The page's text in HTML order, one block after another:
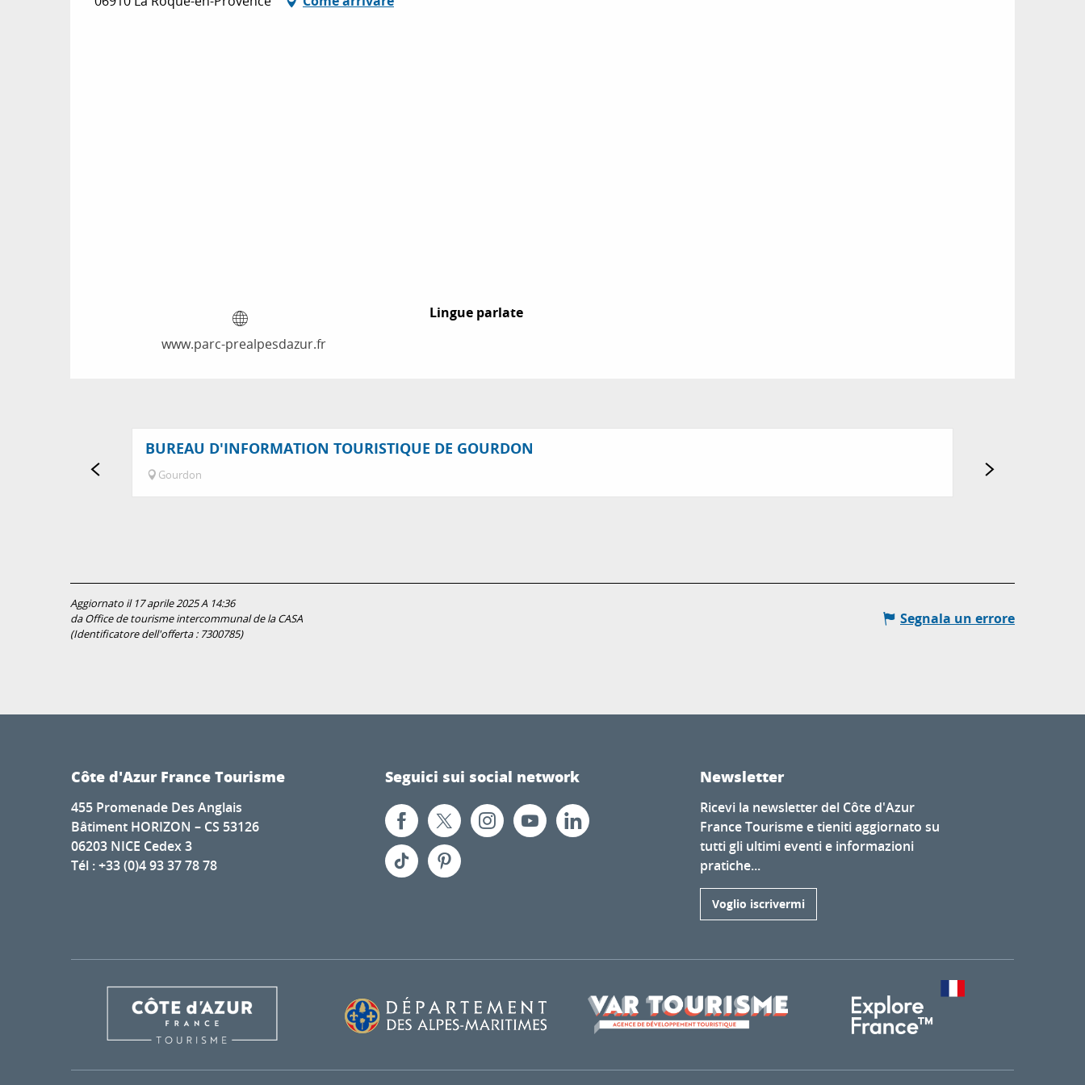
www.parc-prealpesdazur.fr
Lingue parlate
Lingue parlate
BUREAU D'INFORMATION TOURISTIQUE DE GOURDON
Gourdon Gréolières
Aggiornato il 17 aprile 2025 A 14:36
da Office de tourisme intercommunal de la CASA
(Identificatore dell'offerta : 7300785)
Segnala un errore
Côte d'Azur France Tourisme
455 Promenade Des Anglais
Bâtiment HORIZON – CS 53126
06203 NICE Cedex 3
Tél : +33 (0)4 93 37 78 78
Seguici sui social network Newsletter
Ricevi la newsletter del Côte d'Azur
France Tourisme e tieniti aggiornato su
tutti gli ultimi eventi e informazioni
pratiche...
Voglio iscrivermi